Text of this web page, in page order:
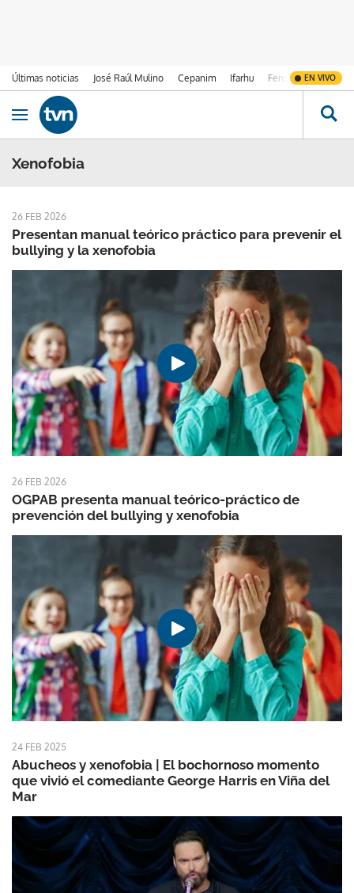
Últimas noticias José Raúl Mulino Cepanim Ifarhu Fenómeno de El
EN VIVO
Ir al contenido
Obrir navegació
Xenofobia
26 FEB 2026
Presentan manual teórico práctico para prevenir el
bullying y la xenofobia
26 FEB 2026
OGPAB presenta manual teórico-práctico de
prevención del bullying y xenofobia
24 FEB 2025
Abucheos y xenofobia | El bochornoso momento
que vivió el comediante George Harris en Viña del
Mar